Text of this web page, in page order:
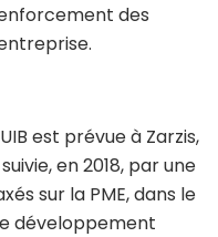
des
est prévue à Zarzis,
en 2018, par une
sur la PME, dans le
développement